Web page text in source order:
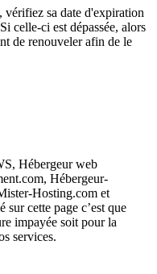
vérifiez sa date d'expiration
celle-ci est dépassée, alors
de renouveler afin de le
Hébergeur web
Hébergeur-
Hosting.com et
cette page c’est que
impayée soit pour la
services.